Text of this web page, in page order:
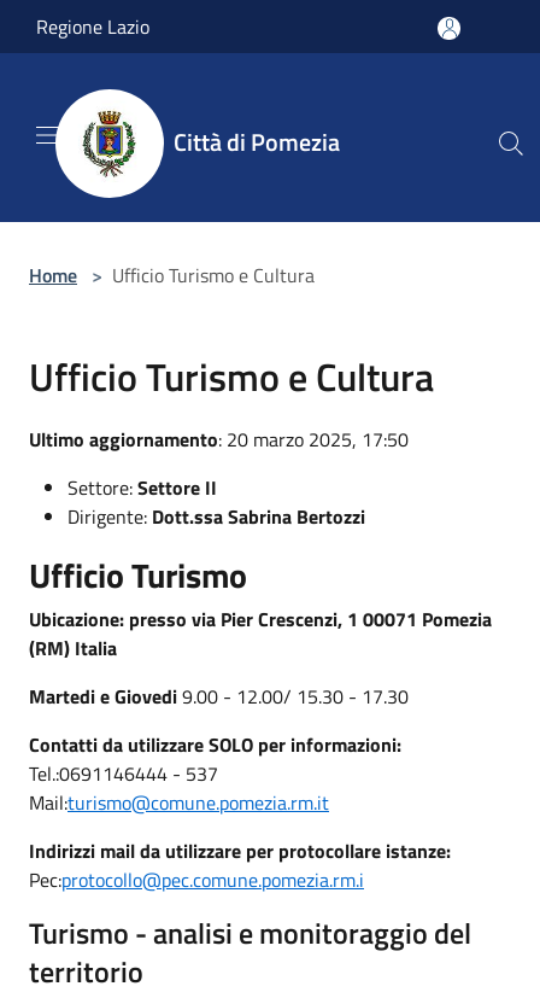
Salta al contenuto principale
Regione Lazio
Città di Pomezia
Home > Ufficio Turismo e Cultura
Ufficio Turismo e Cultura
Ultimo aggiornamento: 20 marzo 2025, 17:50
Settore:Settore II
Dirigente: Dott.ssa Sabrina Bertozzi
Ufficio Turismo
Ubicazione: presso via Pier Crescenzi, 1 00071 Pomezia
(RM) Italia
Martedi e Giovedi9.00 - 12.00/ 15.30 - 17.30
Contatti da utilizzare SOLO per informazioni:
Tel.:0691146444 - 537
Mail:turismo@comune.pomezia.rm.it
Indirizzi mail da utilizzare per protocollare istanze:
Pec:protocollo@pec.comune.pomezia.rm.i
Turismo - analisi e monitoraggio del
territorio